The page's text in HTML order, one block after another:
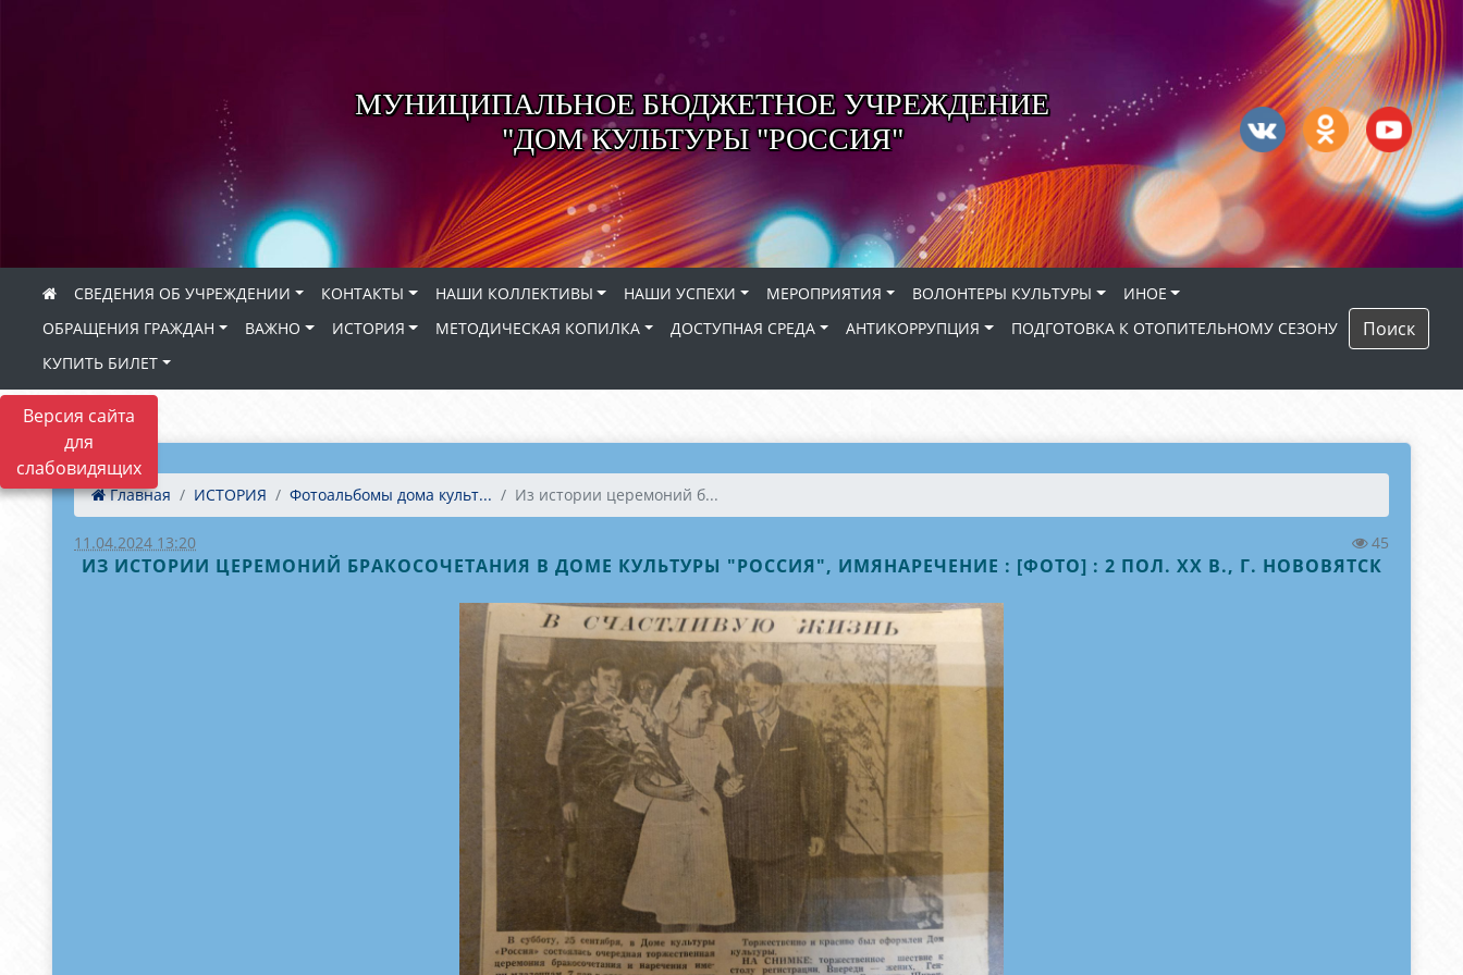
Версия сайта
для
слабовидящих
МУНИЦИПАЛЬНОЕ БЮДЖЕТНОЕ УЧРЕЖДЕНИЕ
"ДОМ КУЛЬТУРЫ "РОССИЯ"
СВЕДЕНИЯ ОБ УЧРЕЖДЕНИИ КОНТАКТЫ НАШИ КОЛЛЕКТИВЫ НАШИ УСПЕХИ МЕРОПРИЯТИЯ ВОЛОНТЕРЫ КУЛЬТУРЫ
ИНОЕ
ОБРАЩЕНИЯ ГРАЖДАН
ВАЖНО ИСТОРИЯ МЕТОДИЧЕСКАЯ КОПИЛКА ДОСТУПНАЯ СРЕДА АНТИКОРРУПЦИЯ
ПОДГОТОВКА К ОТОПИТЕЛЬНОМУ СЕЗОНУ
КУПИТЬ БИЛЕТ
Поиск
Главная ИСТОРИЯ Фотоальбомы дома культ... Из истории церемоний б...
11.04.2024 13:20 45
ИЗ ИСТОРИИ ЦЕРЕМОНИЙ БРАКОСОЧЕТАНИЯ В ДОМЕ КУЛЬТУРЫ "РОССИЯ", ИМЯНАРЕЧЕНИЕ : [ФОТО] : 2 ПОЛ. XX В., Г. НОВОВЯТСК